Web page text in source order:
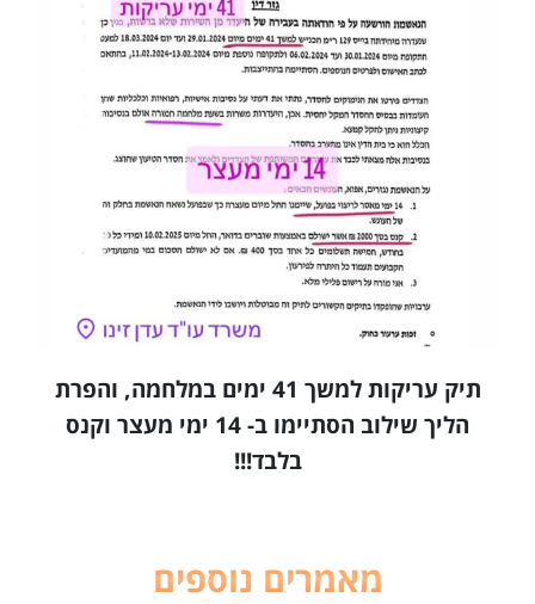
תיק עריקות למשך 41 ימים במלחמה, והפרת
הליך שילוב הסתיימו ב- 14 ימי מעצר וקנס
בלבד!!!
מאמרים נוספים